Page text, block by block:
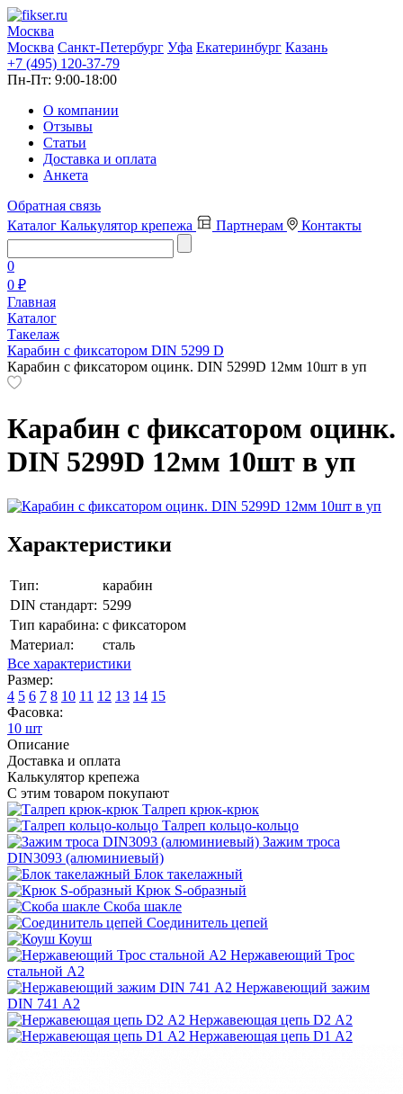
Москва
Москва Санкт-Петербург Уфа Екатеринбург Казань
+7 (495) 120-37-79
Пн-Пт: 9:00-18:00
О компании
Отзывы
Статьи
Доставка и оплата
Анкета
Обратная связь
Каталог Калькулятор крепежа Партнерам Контакты
0
0 ₽
Главная
Каталог
Такелаж
Карабин с фиксатором DIN 5299 D
Карабин с фиксатором оцинк. DIN 5299D 12мм 10шт в уп
Карабин с фиксатором оцинк.
DIN 5299D 12мм 10шт в уп
Характеристики
Тип:
карабин
DIN стандарт: 5299
Тип карабина: с фиксатором
Материал:
сталь
Все характеристики
Размер:
4 5 6 7 8 10 11 12 13 14 15
Фасовка:
10 шт
Описание
Доставка и оплата
Калькулятор крепежа
С этим товаром покупают
Талреп крюк-крюк
Талреп кольцо-кольцо
Зажим троса
DIN3093 (алюминиевый)
Блок такелажный
Крюк S-образный
Скоба шакле
Соединитель цепей
Коуш
Нержавеющий Трос
стальной A2
Нержавеющий зажим
DIN 741 A2
Нержавеющая цепь D2 A2
Нержавеющая цепь D1 A2